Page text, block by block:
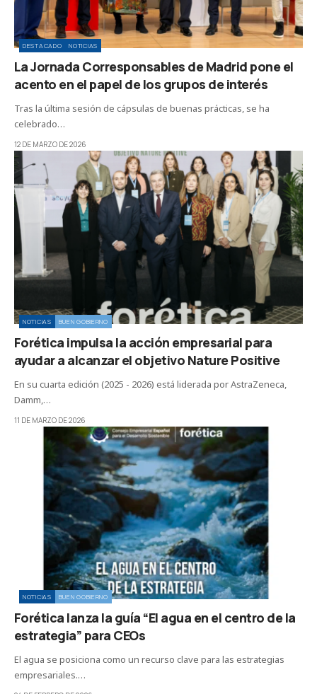
DESTACADO NOTICIAS
La Jornada Corresponsables de Madrid pone el
acento en el papel de los grupos de interés
Tras la última sesión de cápsulas de buenas prácticas, se ha
celebrado…
12 DE MARZO DE 2026
NOTICIAS BUEN GOBIERNO
Forética impulsa la acción empresarial para
ayudar a alcanzar el objetivo Nature Positive
En su cuarta edición (2025 - 2026) está liderada por AstraZeneca,
Damm,…
11 DE MARZO DE 2026
NOTICIAS BUEN GOBIERNO
Forética lanza la guía “El agua en el centro de la
estrategia” para CEOs
El agua se posiciona como un recurso clave para las estrategias
empresariales.…